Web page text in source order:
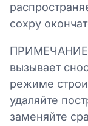
сохру
ПРИМЕЧАНИЕ:
вызывает
режиме
удаляйте
заменяйте